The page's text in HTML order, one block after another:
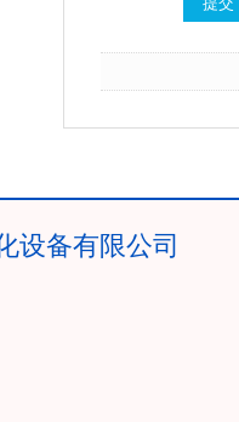
设备有限公司